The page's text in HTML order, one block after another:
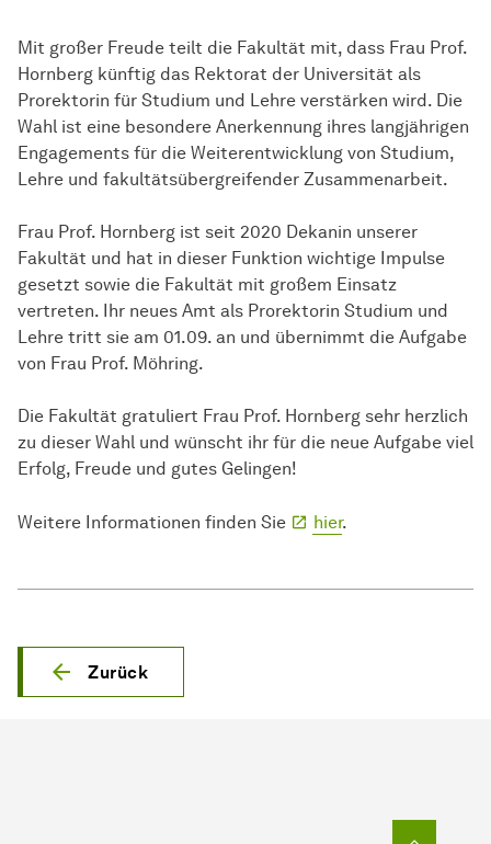
Mit großer Freude teilt die Fakultät mit, dass Frau Prof.
Hornberg künftig das Rektorat der Universität als
Prorektorin für Studium und Lehre verstärken wird. Die
Wahl ist eine besondere Anerkennung ihres langjährigen
Engagements für die Weiterentwicklung von Studium,
Lehre und fakultätsübergreifender Zusammenarbeit.
Frau Prof. Hornberg ist seit 2020 Dekanin unserer
Fakultät und hat in dieser Funktion wichtige Impulse
gesetzt sowie die Fakultät mit großem Einsatz
vertreten. Ihr neues Amt als Prorektorin Studium und
Lehre tritt sie am 01.09. an und übernimmt die Aufgabe
von Frau Prof. Möhring.
Die Fakultät gratuliert Frau Prof. Hornberg sehr herzlich
zu dieser Wahl und wünscht ihr für die neue Aufgabe viel
Erfolg, Freude und gutes Gelingen!
Weitere Informationen finden Sie hier.
Zurück